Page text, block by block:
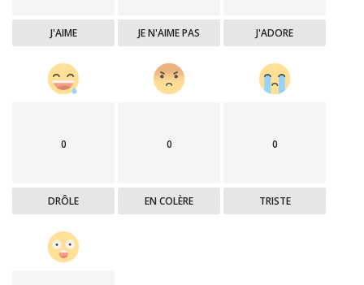
J'AIME JE N'AIME PAS J'ADORE
0
DRÔLE
0
EN COLÈRE
0
TRISTE